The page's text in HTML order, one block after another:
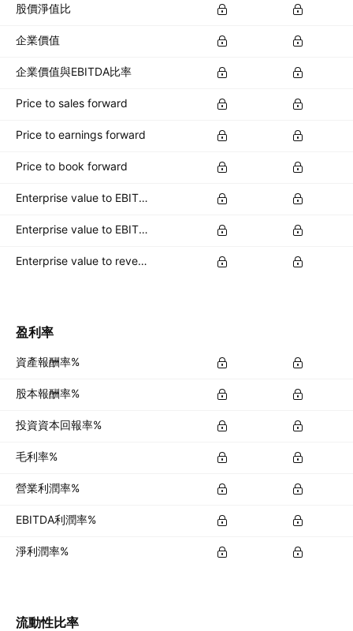
股價淨值比
企業價值
企業價值與EBITDA比率
Price to sales forward
Price to earnings forward
Price to book forward
Enterprise value to EBITDA forward
Enterprise value to EBIT forward
Enterprise value to revenue forward
盈利率
資產報酬率%
股本報酬率%
投資資本回報率%
毛利率%
營業利潤率%
EBITDA利潤率%
淨利潤率%
流動性比率